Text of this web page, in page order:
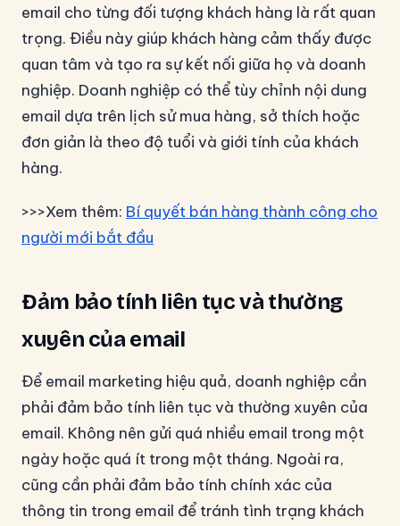
email cho từng đối tượng khách hàng là rất quan
trọng. Điều này giúp khách hàng cảm thấy được
quan tâm và tạo ra sự kết nối giữa họ và doanh
nghiệp. Doanh nghiệp có thể tùy chỉnh nội dung
email dựa trên lịch sử mua hàng, sở thích hoặc
đơn giản là theo độ tuổi và giới tính của khách
hàng.
>>>Xem thêm: Bí quyết bán hàng thành công cho
người mới bắt đầu
Đảm bảo tính liên tục và thường
xuyên của email
Để email marketing hiệu quả, doanh nghiệp cần
phải đảm bảo tính liên tục và thường xuyên của
email. Không nên gửi quá nhiều email trong một
ngày hoặc quá ít trong một tháng. Ngoài ra,
cũng cần phải đảm bảo tính chính xác của
thông tin trong email để tránh tình trạng khách